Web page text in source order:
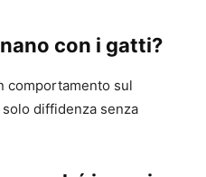
con i gatti?
comportamento sul
diffidenza senza